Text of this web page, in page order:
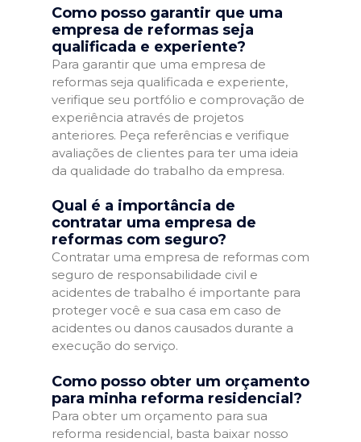
Como posso garantir que uma
empresa de reformas seja
qualificada e experiente?
Para garantir que uma empresa de
reformas seja qualificada e experiente,
verifique seu portfólio e comprovação de
experiência através de projetos
anteriores. Peça referências e verifique
avaliações de clientes para ter uma ideia
da qualidade do trabalho da empresa.
Qual é a importância de
contratar uma empresa de
reformas com seguro?
Contratar uma empresa de reformas com
seguro de responsabilidade civil e
acidentes de trabalho é importante para
proteger você e sua casa em caso de
acidentes ou danos causados durante a
execução do serviço.
Como posso obter um orçamento
para minha reforma residencial?
Para obter um orçamento para sua
reforma residencial, basta baixar nosso